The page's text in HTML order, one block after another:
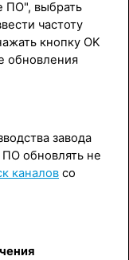
ПО", выбрать
частоту
кнопку OK
обновления
завода
обновлять не
каналов со